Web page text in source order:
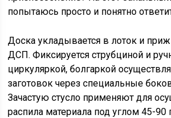
попытаюсь просто и понятно
Доска укладывается в лоток и
ДСП. Фиксируется струбциной и
циркуляркой, болгаркой
заготовок через специальные
Зачастую стусло применяют для
распила материала под углом 45-90